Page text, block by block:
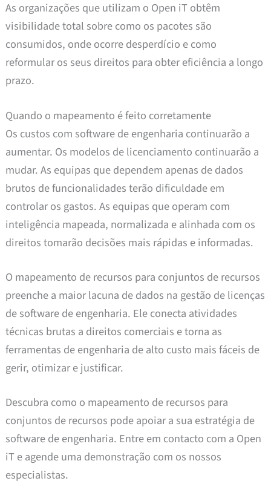
As organizações que utilizam o Open iT obtêm
visibilidade total sobre como os pacotes são
consumidos, onde ocorre desperdício e como
reformular os seus direitos para obter eficiência a longo
prazo.
Quando o mapeamento é feito corretamente
Os custos com software de engenharia continuarão a
aumentar. Os modelos de licenciamento continuarão a
mudar. As equipas que dependem apenas de dados
brutos de funcionalidades terão dificuldade em
controlar os gastos. As equipas que operam com
inteligência mapeada, normalizada e alinhada com os
direitos tomarão decisões mais rápidas e informadas.
O mapeamento de recursos para conjuntos de recursos
preenche a maior lacuna de dados na gestão de licenças
de software de engenharia. Ele conecta atividades
técnicas brutas a direitos comerciais e torna as
ferramentas de engenharia de alto custo mais fáceis de
gerir, otimizar e justificar.
Descubra como o mapeamento de recursos para
conjuntos de recursos pode apoiar a sua estratégia de
software de engenharia. Entre em contacto com a Open
iT e agende uma demonstração com os nossos
especialistas.